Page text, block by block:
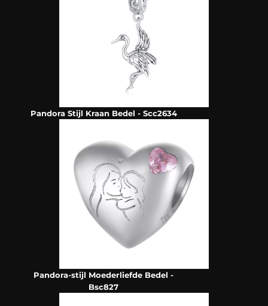
Pandora Stijl Kraan Bedel - Scc2634
Pandora-stijl Moederliefde Bedel -
Bsc827